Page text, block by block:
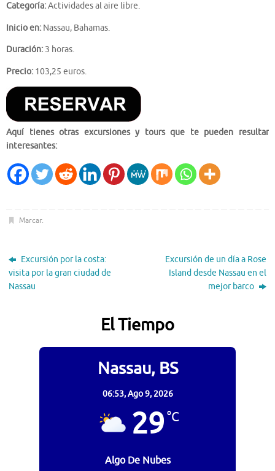
Categoría:Actividades al aire libre.
Inicio en: Nassau, Bahamas.
Duración: 3 horas.
Precio: 103,25 euros.
Aquí tienes otras excursiones y tours que te pueden resultar
interesantes:
Marcar.
Excursión por la costa:
visita por la gran ciudad de
Nassau
Excursión de un día a Rose
Island desde Nassau en el
mejor barco
El Tiempo
Nassau, BS
06:53,Ago 9, 2026
29°C
Algo De Nubes